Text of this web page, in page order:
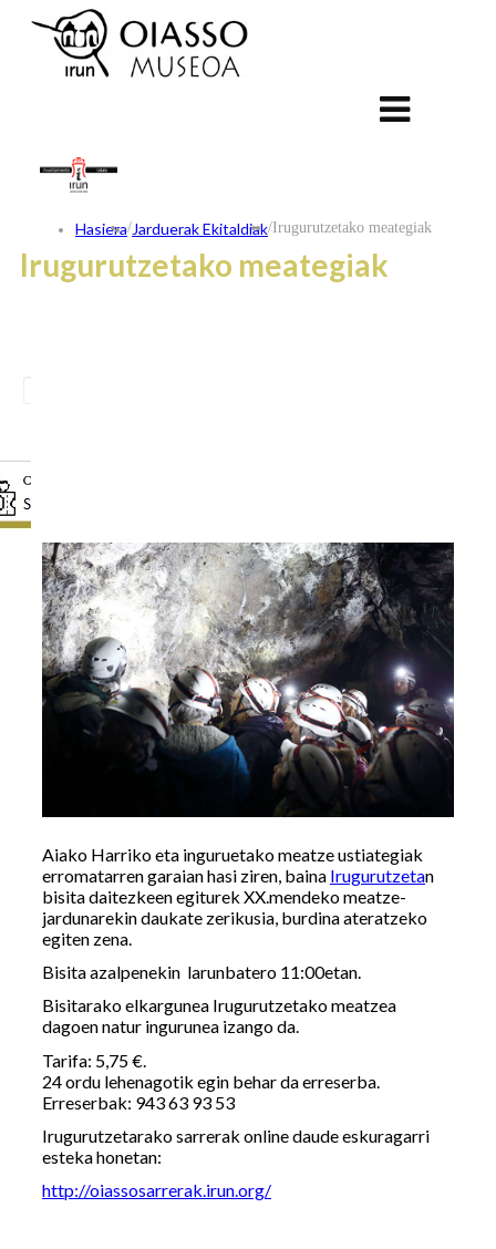
Hasiera/Jarduerak Ekitaldiak/Irugurutzetako meategiak
Irugurutzetako meategiak
Aiako Harriko eta inguruetako meatze ustiategiak
erromatarren garaian hasi ziren, baina Irugurutzetan
bisita daitezkeen egiturek XX.mendeko meatze-
jardunarekin daukate zerikusia, burdina ateratzeko
egiten zena.
Bisita azalpenekin larunbatero 11:00etan.
Bisitarako elkargunea Irugurutzetako meatzea
dagoen natur ingurunea izango da.
Tarifa: 5,75 €.
24 ordu lehenagotik egin behar da erreserba.
Erreserbak: 943 63 93 53
Irugurutzetarako sarrerak online daude eskuragarri
esteka honetan:
http://oiassosarrerak.irun.org/